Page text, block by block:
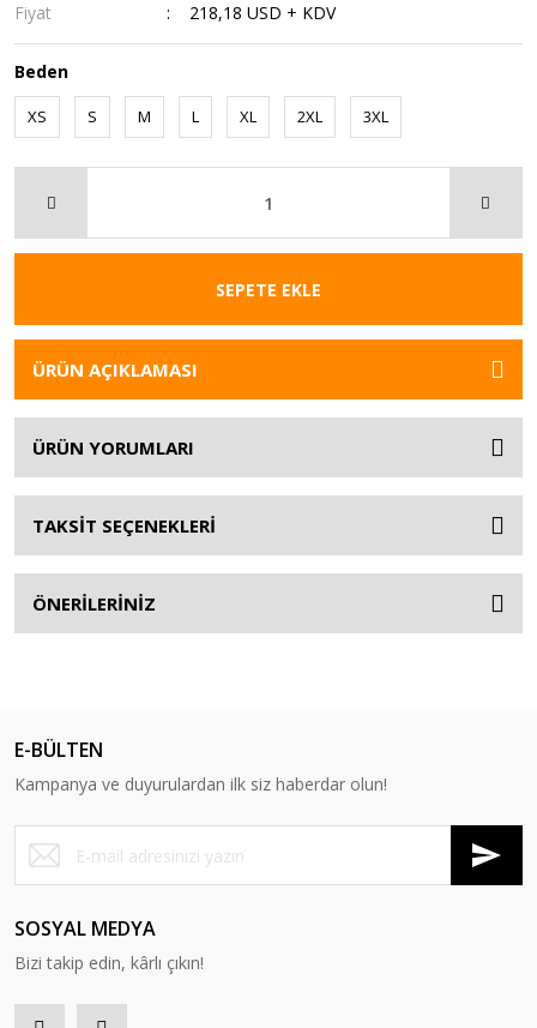
Fiyat
218,18 USD + KDV
Beden
XS S M L XL 2XL 3XL
SEPETE EKLE
ÜRÜN AÇIKLAMASI
ÜRÜN YORUMLARI
TAKSİT SEÇENEKLERİ
ÖNERİLERİNİZ
E-BÜLTEN
Kampanya ve duyurulardan ilk siz haberdar olun!
SOSYAL MEDYA
Bizi takip edin, kârlı çıkın!